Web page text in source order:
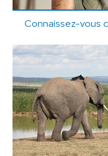
Connaissez-vous